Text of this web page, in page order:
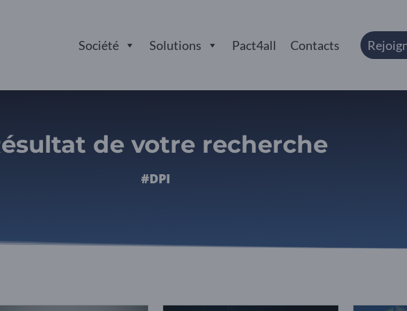
Société Solutions Pact4all Contacts
de votre recherche
#DPI